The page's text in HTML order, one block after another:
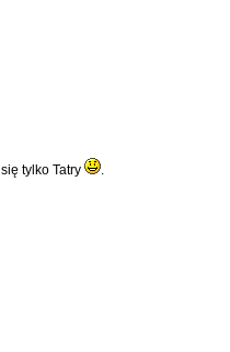
tylko Tatry .